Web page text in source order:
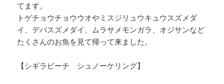
てます。
トゲチョウチョウウオやミスジリュウキュウスズメダ
イ、デバスズメダイ、ムラサメモンガラ、オジサンなど
たくさんのお魚を見て帰って来ました。
【シギラビーチ シュノーケリング】